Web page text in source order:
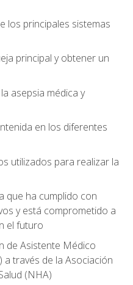
los principales sistemas
principal y obtener un
asepsia médica y
en los diferentes
utilizados para realizar la
que ha cumplido con
y está comprometido a
el futuro
de Asistente Médico
a través de la Asociación
(NHA)